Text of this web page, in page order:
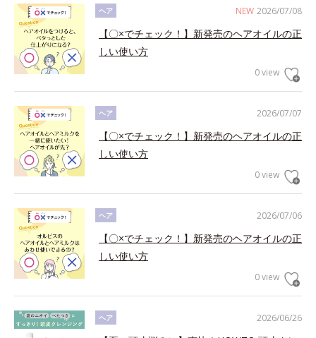
NEW 2026/07/08
ヘア
【〇×でチェック！】新発売のヘアオイルの正
しい使い方
0 view
2026/07/07
ヘア
【〇×でチェック！】新発売のヘアオイルの正
しい使い方
0 view
2026/07/06
ヘア
【〇×でチェック！】新発売のヘアオイルの正
しい使い方
0 view
2026/06/26
ヘア